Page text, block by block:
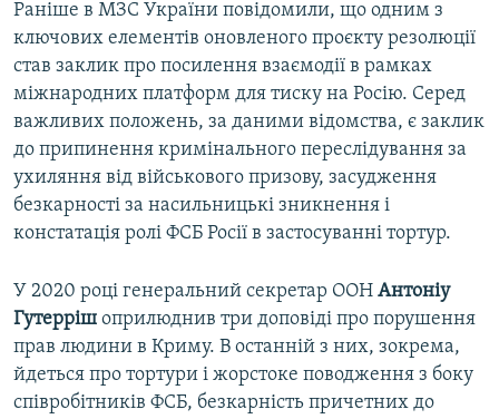
Раніше в МЗС України повідомили, що одним з
ключових елементів оновленого проєкту резолюції
став заклик про посилення взаємодії в рамках
міжнародних платформ для тиску на Росію. Серед
важливих положень, за даними відомства, є заклик
до припинення кримінального переслідування за
ухиляння від військового призову, засудження
безкарності за насильницькі зникнення і
констатація ролі ФСБ Росії в застосуванні тортур.
У 2020 році генеральний секретар ООН Антоніу
Гутерріш оприлюднив три доповіді про порушення
прав людини в Криму. В останній з них, зокрема,
йдеться про тортури і жорстоке поводження з боку
співробітників ФСБ, безкарність причетних до